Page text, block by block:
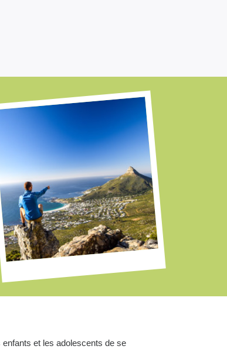
et les adolescents de se